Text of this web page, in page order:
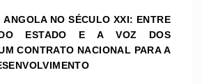
ANGOLA NO SÉCULO XXI: ENTRE
ESTADO E A VOZ DOS
CONTRATO NACIONAL PARA A